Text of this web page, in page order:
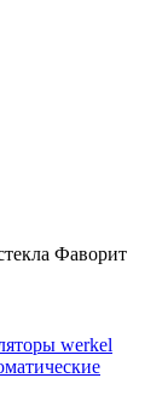
Фаворит
werkel